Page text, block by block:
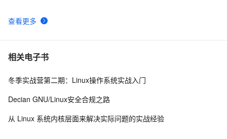
查看更多
相关电子书
冬季实战营第二期：Linux操作系统实战入门
Decian GNU/Linux安全合规之路
从 Linux 系统内核层面来解决实际问题的实战经验